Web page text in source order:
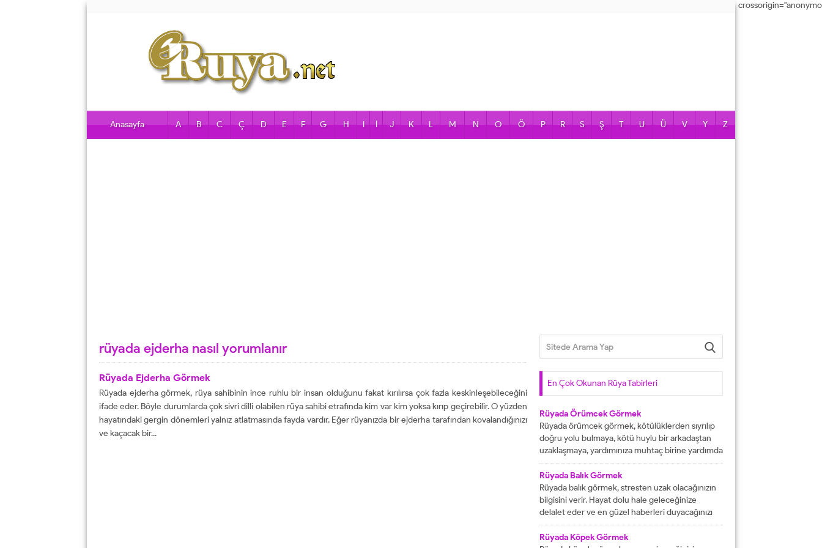
Anasayfa A B C Ç D E F G H I İ J K L M N O Ö P R S Ş T U Ü V Y Z
rüyada ejderha nasıl yorumlanır
Rüyada Ejderha Görmek
Rüyada ejderha görmek, rüya sahibinin ince ruhlu bir insan olduğunu fakat kırılırsa çok fazla keskinleşebileceğini
ifade eder. Böyle durumlarda çok sivri dilli olabilen rüya sahibi etrafında kim var kim yoksa kırıp geçirebilir. O yüzden
hayatındaki gergin dönemleri yalnız atlatmasında fayda vardır. Eğer rüyanızda bir ejderha tarafından kovalandığınızı
ve kaçacak bir...
En Çok Okunan Rüya Tabirleri
Rüyada Örümcek Görmek
Rüyada örümcek görmek, kötülüklerden sıyrılıp
doğru yolu bulmaya, kötü huylu bir arkadaştan
uzaklaşmaya, yardımınıza muhtaç birine yardımda
bulunmaya işarettir. Rüyada örümcekler görmek
yani çok sayıda örümcekler görülmesi kısa
zamanda haneye gelecek bolluk ve berekete,
aile içinden birine gelecek paraya tabir edilir.
Rüyada evde örümcek görmek, düşmanı
tarafından kötülüğe uğramaya, sıkıntılar içine...
Rüyada Balık Görmek
Rüyada balık görmek, stresten uzak olacağınızın
bilgisini verir. Hayat dolu hale geleceğinize
delalet eder ve en güzel haberleri duyacağınızı
göstermektedir. Büyük bir mutluluğa
ulaşacağınıza delalet eder ve kısmetlerinizin
Rüyada Köpek Görmek